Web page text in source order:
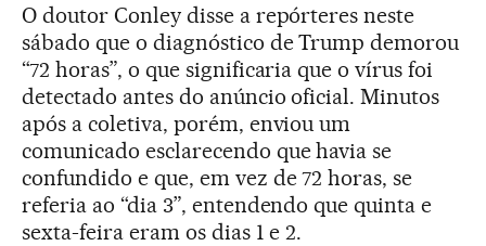
O doutor Conley disse a repórteres neste
sábado que o diagnóstico de Trump demorou
“72 horas”, o que significaria que o vírus foi
detectado antes do anúncio oficial. Minutos
após a coletiva, porém, enviou um
comunicado esclarecendo que havia se
confundido e que, em vez de 72 horas, se
referia ao “dia 3”, entendendo que quinta e
sexta-feira eram os dias 1 e 2.